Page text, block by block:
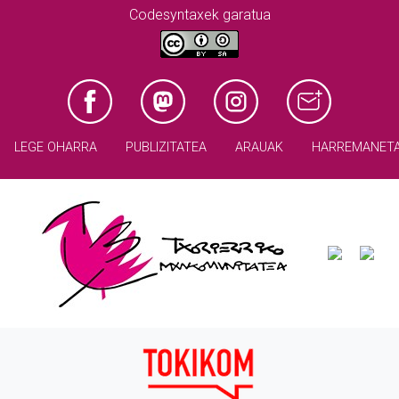
Codesyntaxek garatua
LEGE OHARRA PUBLIZITATEA ARAUAK